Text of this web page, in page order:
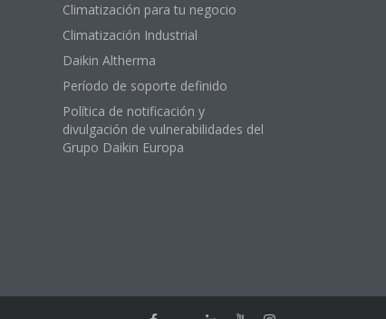
Climatización para tu negocio
Climatización Industrial
Daikin Altherma
Período de soporte definido
Política de notificación y
divulgación de vulnerabilidades del
Grupo Daikin Europa